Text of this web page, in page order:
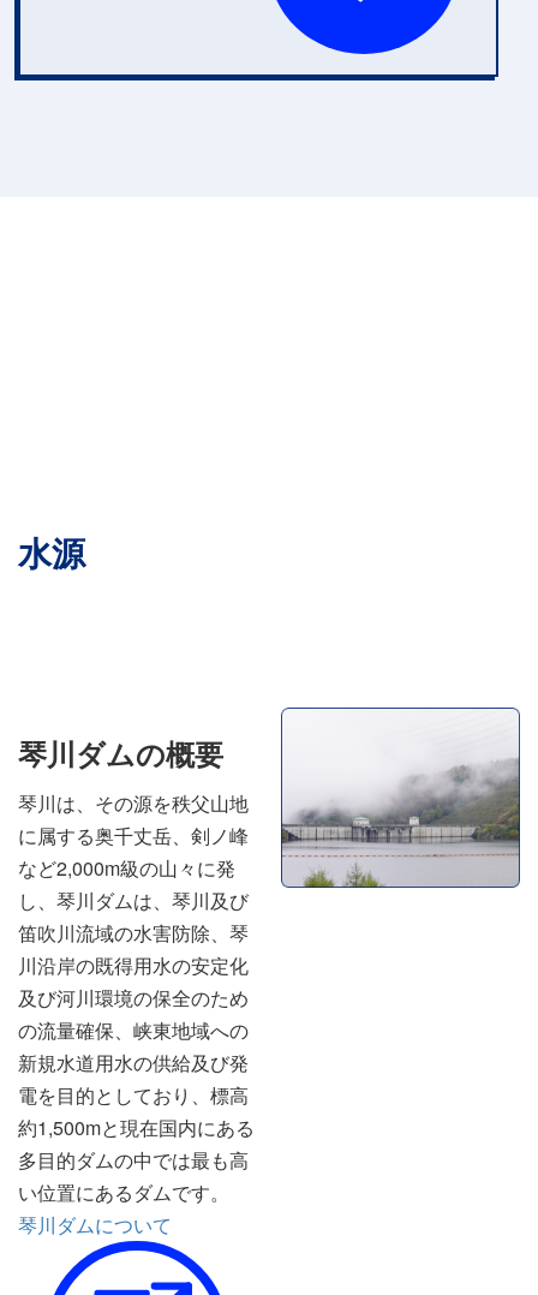
水源
琴川ダムの概要
琴川は、その源を秩父山地
に属する奥千丈岳、剣ノ峰
など2,000m級の山々に発
し、琴川ダムは、琴川及び
笛吹川流域の水害防除、琴
川沿岸の既得用水の安定化
及び河川環境の保全のため
の流量確保、峡東地域への
新規水道用水の供給及び発
電を目的としており、標高
約1,500mと現在国内にある
多目的ダムの中では最も高
い位置にあるダムです。
琴川ダムについて